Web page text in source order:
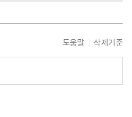
도움말 삭제기준